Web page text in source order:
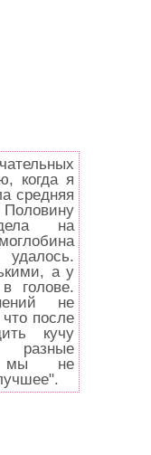
когда я
средняя
на
а у
голове.
не
после
кучу
мы не